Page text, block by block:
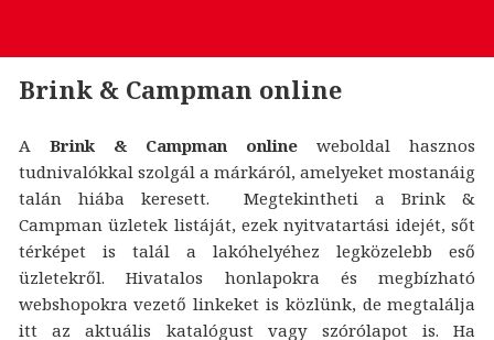
Brink & Campman online
A Brink & Campman online weboldal hasznos
tudnivalókkal szolgál a márkáról, amelyeket mostanáig
talán hiába keresett. Megtekintheti a Brink &
Campman üzletek listáját, ezek nyitvatartási idejét, sőt
térképet is talál a lakóhelyéhez legközelebb eső
üzletekről. Hivatalos honlapokra és megbízható
webshopokra vezető linkeket is közlünk, de megtalálja
itt az aktuális katalógust vagy szórólapot is. Ha